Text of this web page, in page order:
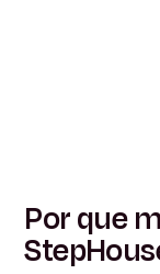
Por que